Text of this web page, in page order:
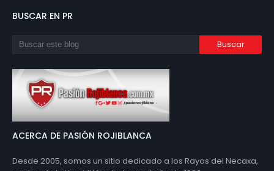
BUSCAR EN PR
ACERCA DE PASIÓN ROJIBLANCA
Desde 2005, somos un sitio dedicado a los Rayos del Necaxa,